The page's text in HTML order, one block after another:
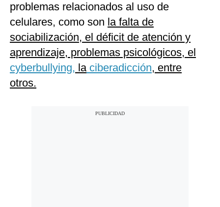
problemas relacionados al uso de
celulares, como son la falta de
sociabilización, el déficit de atención y
aprendizaje, problemas psicológicos, el
cyberbullying, laciberadicción, entre
otros.